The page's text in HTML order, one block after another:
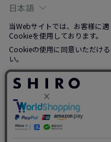
よくあるご質問
会社概要
特定商取引法に基づく
プライバシーポリシー
ソーシャルメディアポリ
日本語
当Webサイトでは、お客様に
Cookieを使用しております。
Cookieの使用に同意いただけ
い。
詳しくは、右上記載プライバ
をクリックのうえ、ご参照くだ